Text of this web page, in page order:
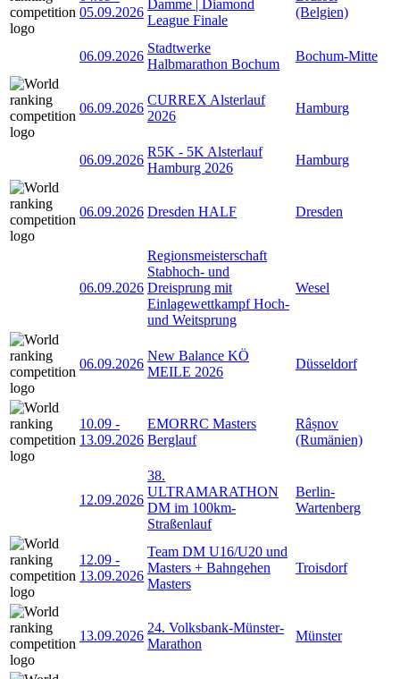
05.09.2026
Damme | Diamond
League Finale
(Belgien)
06.09.2026
Stadtwerke
Halbmarathon Bochum
Bochum-Mitte
06.09.2026
CURREX Alsterlauf
2026
Hamburg
06.09.2026
R5K - 5K Alsterlauf
Hamburg 2026
Hamburg
06.09.2026 Dresden HALF Dresden
06.09.2026
Regionsmeisterschaft
Stabhoch- und
Dreisprung mit
Einlagewettkampf Hoch-
und Weitsprung
Wesel
06.09.2026
New Balance KÖ
MEILE 2026
Düsseldorf
10.09 -
13.09.2026
EMORRC Masters
Berglauf
Râșnov
(Rumänien)
12.09.2026
38.
ULTRAMARATHON
DM im 100km-
Straßenlauf
Berlin-
Wartenberg
12.09 -
13.09.2026
Team DM U16/U20 und
Masters + Bahngehen
Masters
Troisdorf
13.09.2026
24. Volksbank-Münster-
Marathon
Münster